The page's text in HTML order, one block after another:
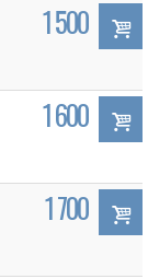
1 500
1 600
1 700